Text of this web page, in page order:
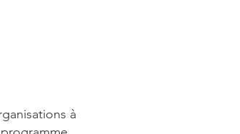
à